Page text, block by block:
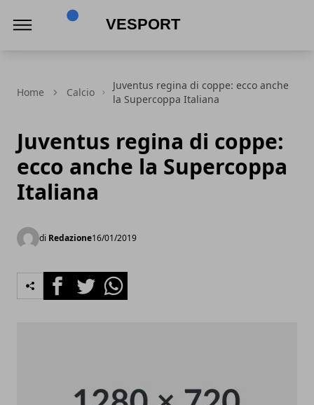
Home Calcio
Juventus regina di coppe: ecco anche
la Supercoppa Italiana
Juventus regina di coppe:
ecco anche la Supercoppa
Italiana
di Redazione16/01/2019
FacebookTwitterWhatsapp